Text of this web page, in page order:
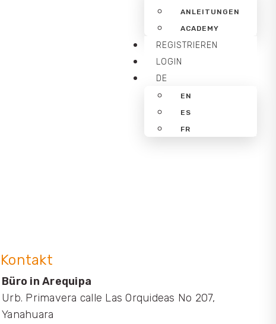
ANLEITUNGEN
ACADEMY
REGISTRIEREN
LOGIN
DE
EN
ES
FR
Kontakt
Büro in Arequipa
Urb. Primavera calle Las Orquideas No 207,
Yanahuara